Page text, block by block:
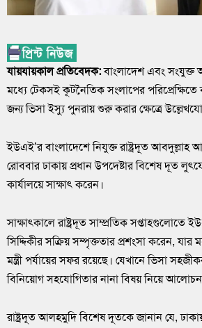
যায়যায়কাল প্রতিবেদক:বাংলাদেশ এবং
মধ্যে টেকসই কূটনৈতিক সংলাপের পরিপ্রেক্ষিতে
জন্য ভিসা ইস্যু পুনরায় শুরু করার ক্ষেত্রে
ইউএই’র বাংলাদেশে নিযুক্ত রাষ্ট্রদূত
রোববার ঢাকায় প্রধান উপদেষ্টার বিশেষ দূত
কার্যালয়ে সাক্ষাৎ করেন।
সাক্ষাৎকালে রাষ্ট্রদূত সাম্প্রতিক সপ্তাহগুলোতে
সিদ্দিকীর সক্রিয় সম্পৃক্ততার প্রশংসা করেন,
মন্ত্রী পর্যায়ের সফর রয়েছে। যেখানে ভিসা
বিনিয়োগ সহযোগিতার নানা বিষয় নিয়ে
রাষ্ট্রদূত আলহমুদি বিশেষ দূতকে জানান যে,